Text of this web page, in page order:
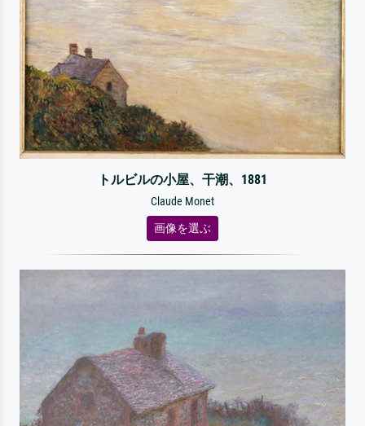
トルビルの小屋、干潮、1881
Claude Monet
画像を選ぶ